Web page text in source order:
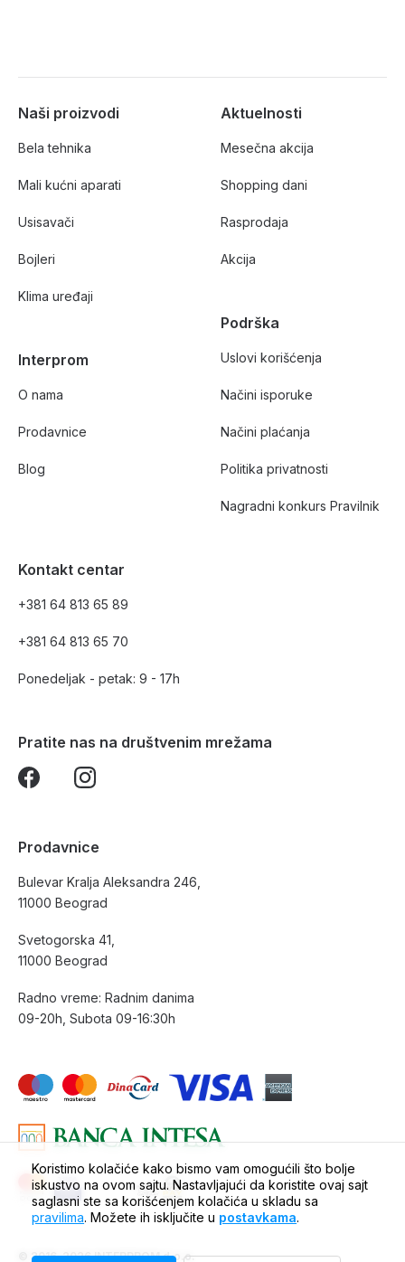
Naši proizvodi
Bela tehnika
Mali kućni aparati
Usisavači
Bojleri
Klima uređaji
Interprom
O nama
Prodavnice
Blog
Aktuelnosti
Mesečna akcija
Shopping dani
Rasprodaja
Akcija
Podrška
Uslovi korišćenja
Načini isporuke
Načini plaćanja
Politika privatnosti
Nagradni konkurs Pravilnik
Kontakt centar
+381 64 813 65 89
+381 64 813 65 70
Ponedeljak - petak: 9 - 17h
Pratite nas na društvenim mrežama
Prodavnice
Bulevar Kralja Aleksandra 246,
11000 Beograd
Svetogorska 41,
11000 Beograd
Radno vreme: Radnim danima
09-20h, Subota 09-16:30h
© 2016-2026 INTERPROM d.o.o.
Koristimo kolačiće kako bismo vam omogućili što bolje
iskustvo na ovom sajtu. Nastavljajući da koristite ovaj sajt
saglasni ste sa korišćenjem kolačića u skladu sa
pravilima. Možete ih isključite u postavkama.